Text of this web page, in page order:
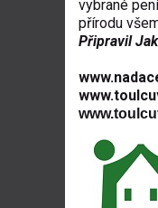
vybrané
přírodu
Připravil